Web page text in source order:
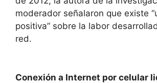
moderador señalaron que existe
positiva” sobre la labor
red.
Conexión a Internet por celular